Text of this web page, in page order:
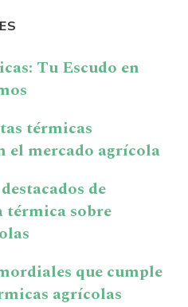
Tu Escudo en
térmicas
el mercado agrícola
de
sobre
que cumple
agrícolas